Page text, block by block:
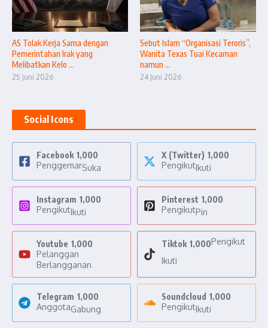
AS Tolak Kerja Sama dengan
Pemerintahan Irak yang
Melibatkan Kelo ...
25 Juni 2026
Sebut Islam “Organisasi Teroris”,
Wanita Texas Tuai Kecaman
namun ...
24 Juni 2026
Social Icons
Facebook 1,000
PenggemarSuka
X (Twitter) 1,000
PengikutIkuti
Instagram 1,000
PengikutIkuti
Pinterest 1,000
PengikutPin
Youtube 1,000
Pelanggan
Berlangganan
Tiktok 1,000Pengikut
Ikuti
Telegram 1,000
AnggotaGabung
Soundcloud 1,000
PengikutIkuti